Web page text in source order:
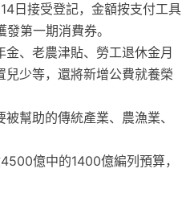
日接受登記，金額按支付工具
第一期消費券。
、老農津貼、勞工退休金月
少等，還將新增公費就養榮
幫助的傳統產業、農漁業、
億中的1400億編列預算，